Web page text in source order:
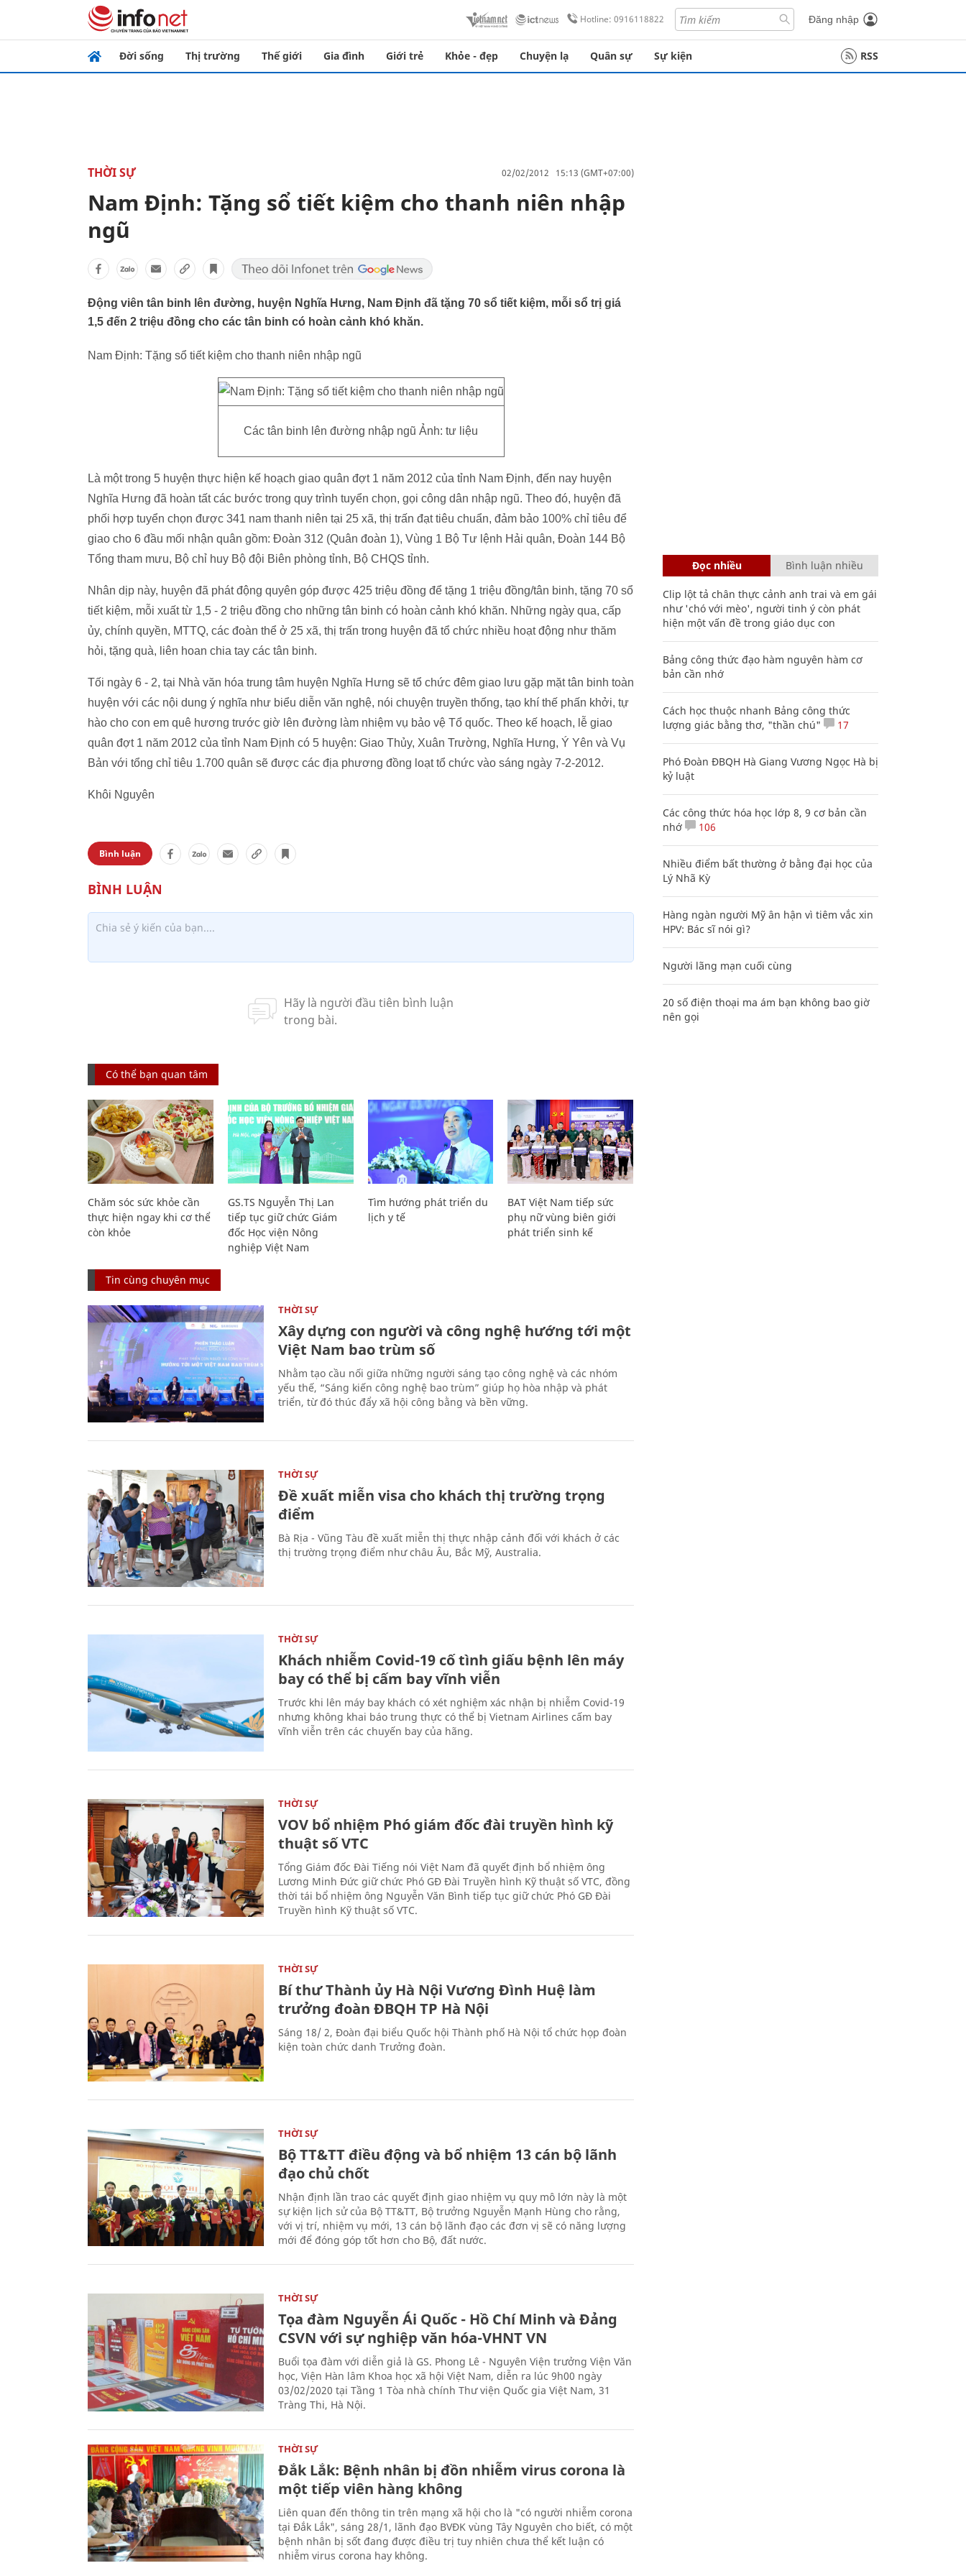
Hotline: 0916118822 Đăng nhập
Đời sống Thị trường Thế giới Gia đình Giới trẻ Khỏe - đẹp Chuyện lạ Quân sự Sự kiện RSS
THỜI SỰ 02/02/2012 15:13 (GMT+07:00)
Nam Định: Tặng sổ tiết kiệm cho thanh niên nhập
ngũ
Động viên tân binh lên đường, huyện Nghĩa Hưng, Nam Định đã tặng 70 sổ tiết kiệm, mỗi sổ trị giá
1,5 đến 2 triệu đồng cho các tân binh có hoàn cảnh khó khăn.
Nam Định: Tặng sổ tiết kiệm cho thanh niên nhập ngũ
Các tân binh lên đường nhập ngũ Ảnh: tư liệu
Là một trong 5 huyện thực hiện kế hoạch giao quân đợt 1 năm 2012 của tỉnh Nam Định, đến nay huyện
Nghĩa Hưng đã hoàn tất các bước trong quy trình tuyển chọn, gọi công dân nhập ngũ. Theo đó, huyện đã
phối hợp tuyển chọn được 341 nam thanh niên tại 25 xã, thị trấn đạt tiêu chuẩn, đảm bảo 100% chỉ tiêu để
giao cho 6 đầu mối nhận quân gồm: Đoàn 312 (Quân đoàn 1), Vùng 1 Bộ Tư lệnh Hải quân, Đoàn 144 Bộ
Tổng tham mưu, Bộ chỉ huy Bộ đội Biên phòng tỉnh, Bộ CHQS tỉnh.
Nhân dịp này, huyện đã phát động quyên góp được 425 triệu đồng để tặng 1 triệu đồng/tân binh, tặng 70 sổ
tiết kiệm, mỗi xuất từ 1,5 - 2 triệu đồng cho những tân binh có hoàn cảnh khó khăn. Những ngày qua, cấp
ủy, chính quyền, MTTQ, các đoàn thể ở 25 xã, thị trấn trong huyện đã tổ chức nhiều hoạt động như thăm
hỏi, tặng quà, liên hoan chia tay các tân binh.
Tối ngày 6 - 2, tại Nhà văn hóa trung tâm huyện Nghĩa Hưng sẽ tổ chức đêm giao lưu gặp mặt tân binh toàn
huyện với các nội dung ý nghĩa như biểu diễn văn nghệ, nói chuyện truyền thống, tạo khí thế phấn khởi, tự
hào cho con em quê hương trước giờ lên đường làm nhiệm vụ bảo vệ Tổ quốc. Theo kế hoạch, lễ giao
quân đợt 1 năm 2012 của tỉnh Nam Định có 5 huyện: Giao Thủy, Xuân Trường, Nghĩa Hưng, Ý Yên và Vụ
Bản với tổng chỉ tiêu 1.700 quân sẽ được các địa phương đồng loạt tổ chức vào sáng ngày 7-2-2012.
Khôi Nguyên
Bình luận
Có thể bạn quan tâm
Chăm sóc sức khỏe cần
thực hiện ngay khi cơ thể
còn khỏe
GS.TS Nguyễn Thị Lan
tiếp tục giữ chức Giám
đốc Học viện Nông
nghiệp Việt Nam
Tìm hướng phát triển du
lịch y tế
BAT Việt Nam tiếp sức
phụ nữ vùng biên giới
phát triển sinh kế
Tin cùng chuyên mục
THỜI SỰ
Xây dựng con người và công nghệ hướng tới một
Việt Nam bao trùm số
Nhằm tạo cầu nối giữa những người sáng tạo công nghệ và các nhóm
yếu thế, “Sáng kiến công nghệ bao trùm” giúp họ hòa nhập và phát
triển, từ đó thúc đẩy xã hội công bằng và bền vững.
THỜI SỰ
Đề xuất miễn visa cho khách thị trường trọng
điểm
Bà Rịa - Vũng Tàu đề xuất miễn thị thực nhập cảnh đối với khách ở các
thị trường trọng điểm như châu Âu, Bắc Mỹ, Australia.
THỜI SỰ
Khách nhiễm Covid-19 cố tình giấu bệnh lên máy
bay có thể bị cấm bay vĩnh viễn
Trước khi lên máy bay khách có xét nghiệm xác nhận bị nhiễm Covid-19
nhưng không khai báo trung thực có thể bị Vietnam Airlines cấm bay
vĩnh viễn trên các chuyến bay của hãng.
THỜI SỰ
VOV bổ nhiệm Phó giám đốc đài truyền hình kỹ
thuật số VTC
Tổng Giám đốc Đài Tiếng nói Việt Nam đã quyết định bổ nhiệm ông
Lương Minh Đức giữ chức Phó GĐ Đài Truyền hình Kỹ thuật số VTC, đồng
thời tái bổ nhiệm ông Nguyễn Văn Bình tiếp tục giữ chức Phó GĐ Đài
Truyền hình Kỹ thuật số VTC.
THỜI SỰ
Bí thư Thành ủy Hà Nội Vương Đình Huệ làm
trưởng đoàn ĐBQH TP Hà Nội
Sáng 18/ 2, Đoàn đại biểu Quốc hội Thành phố Hà Nội tổ chức họp đoàn
kiện toàn chức danh Trưởng đoàn.
THỜI SỰ
Bộ TT&TT điều động và bổ nhiệm 13 cán bộ lãnh
đạo chủ chốt
Nhận định lần trao các quyết định giao nhiệm vụ quy mô lớn này là một
sự kiện lịch sử của Bộ TT&TT, Bộ trưởng Nguyễn Mạnh Hùng cho rằng,
với vị trí, nhiệm vụ mới, 13 cán bộ lãnh đạo các đơn vị sẽ có năng lượng
mới để đóng góp tốt hơn cho Bộ, đất nước.
THỜI SỰ
Tọa đàm Nguyễn Ái Quốc - Hồ Chí Minh và Đảng
CSVN với sự nghiệp văn hóa-VHNT VN
Buổi tọa đàm với diễn giả là GS. Phong Lê - Nguyên Viện trưởng Viện Văn
học, Viện Hàn lâm Khoa học xã hội Việt Nam, diễn ra lúc 9h00 ngày
03/02/2020 tại Tầng 1 Tòa nhà chính Thư viện Quốc gia Việt Nam, 31
Tràng Thi, Hà Nội.
THỜI SỰ
Đắk Lắk: Bệnh nhân bị đồn nhiễm virus corona là
một tiếp viên hàng không
Liên quan đến thông tin trên mạng xã hội cho là "có người nhiễm corona
tại Đắk Lắk", sáng 28/1, lãnh đạo BVĐK vùng Tây Nguyên cho biết, có một
bệnh nhân bị sốt đang được điều trị tuy nhiên chưa thể kết luận có
nhiễm virus corona hay không.
Đọc nhiều Bình luận nhiều
Clip lột tả chân thực cảnh anh trai và em gái
như 'chó với mèo', người tinh ý còn phát
hiện một vấn đề trong giáo dục con
Bảng công thức đạo hàm nguyên hàm cơ
bản cần nhớ
Cách học thuộc nhanh Bảng công thức
lượng giác bằng thơ, "thần chú"
17
Phó Đoàn ĐBQH Hà Giang Vương Ngọc Hà bị
kỷ luật
Các công thức hóa học lớp 8, 9 cơ bản cần
nhớ
106
Nhiều điểm bất thường ở bằng đại học của
Lý Nhã Kỳ
Hàng ngàn người Mỹ ân hận vì tiêm vắc xin
HPV: Bác sĩ nói gì?
Người lãng mạn cuối cùng
20 số điện thoại ma ám bạn không bao giờ
nên gọi